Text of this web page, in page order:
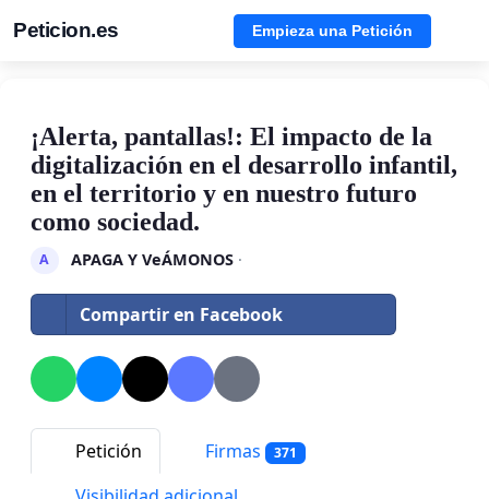
Peticion.es Empieza una Petición
¡Alerta, pantallas!: El impacto de la
digitalización en el desarrollo infantil,
en el territorio y en nuestro futuro
como sociedad.
A APAGA Y VeÁMONOS·
Compartir en Facebook
Petición Firmas 371